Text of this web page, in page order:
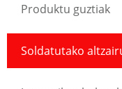
Produktu guztiak
Soldatutako